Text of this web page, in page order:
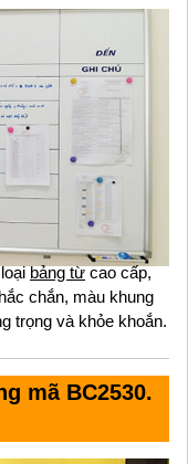
bảng từcao cấp,
chắn, màu khung
trọng và khỏe khoắn.
mã BC2530.